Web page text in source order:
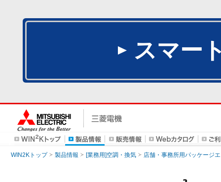
スマー
WIN2Kトップ 製品情報 [業務用]空調・換気 店舗・事務所用パッケージ